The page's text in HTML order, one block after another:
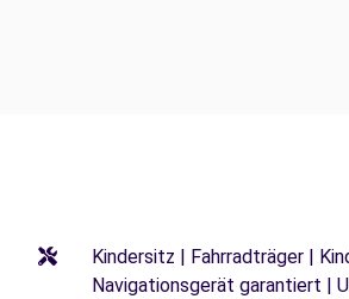
Kindersitz | Fahrradträger |
Navigationsgerät garantiert |